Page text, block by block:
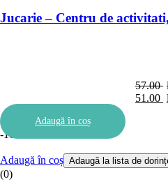
Jucarie – Centru de
57.00
Prețul
51.00
Adaugă în coș
-10%
Adaugă în coș Adaugă la lista de
(0)